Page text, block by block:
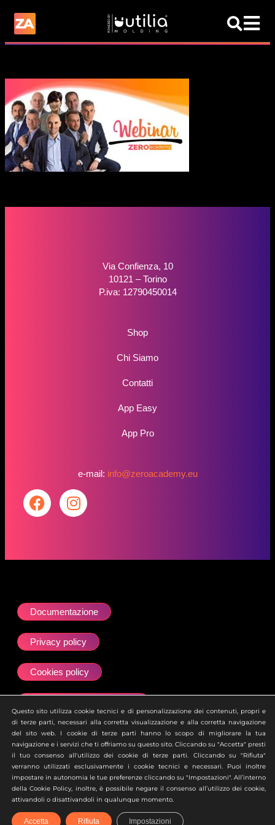
Via Confienza, 10
10121 – Torino
P.iva: 12790450014
Shop
Chi Siamo
Contatti
App Easy
App Pro
e-mail: info@zeroacademy.eu
Documentazione
Privacy policy
Cookies policy
Site map
Ai sensi dell’art. 2497 del Codice Civile si attesta che la
società Zero Academy S.r.l. è soggetta all’attività di
direzione e coordinamento della società uBroker S.p.A.
Questo sito utilizza cookie tecnici e di personalizzazione dei contenuti, propri e
di terze parti, necessari alla corretta visualizzazione e alla corretta navigazione
del sito web. I cookie di terze parti hanno lo scopo di migliorare la tua
navigazione e i servizi che ti offriamo su questo sito. Cliccando su "Accetta" presti
il tuo consenso all'utilizzo dei cookie di terze parti. Cliccando su "Rifiuta"
verranno utilizzati esclusivamente i cookie tecnici e necessari. Puoi inoltre
impostare in autonomia le tue preferenze cliccando su "Impostazioni". All’interno
della Cookie Policy, inoltre, è possibile negare il consenso all’utilizzo dei cookie,
attivandoli o disattivandoli in qualunque momento.
Accetta Rifiuta Impostazioni